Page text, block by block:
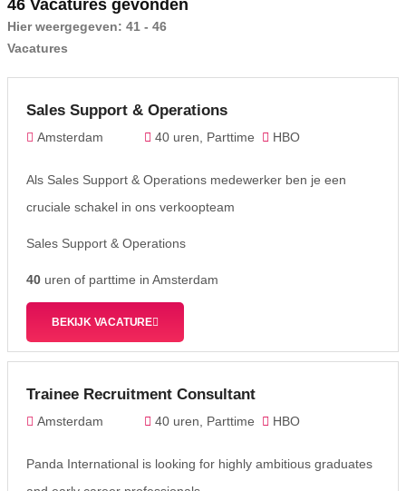
46 Vacatures gevonden
Hier weergegeven: 41 - 46
Vacatures
Sales Support & Operations
Amsterdam 40 uren, Parttime HBO
Als Sales Support & Operations medewerker ben je een
cruciale schakel in ons verkoopteam
Sales Support & Operations
40 uren of parttime in Amsterdam
BEKIJK VACATURE
Trainee Recruitment Consultant
Amsterdam 40 uren, Parttime HBO
Panda International is looking for highly ambitious graduates